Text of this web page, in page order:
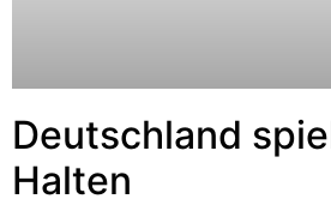
Deutschland
Halten